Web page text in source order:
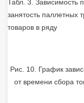
Табл. 3. Зависимость
занятость паллетных
товаров в ряду
Рис. 10. График
от времени сбора